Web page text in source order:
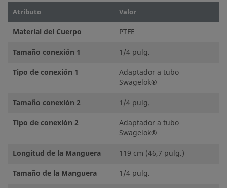
Atributo Valor
Material del Cuerpo
PTFE
Tamaño conexión 1
1/4 pulg.
Tipo de conexión 1
Adaptador a tubo
Swagelok®
Tamaño conexión 2
1/4 pulg.
Tipo de conexión 2
Adaptador a tubo
Swagelok®
Longitud de la Manguera
119 cm (46,7 pulg.)
Tamaño de la Manguera
1/4 pulg.